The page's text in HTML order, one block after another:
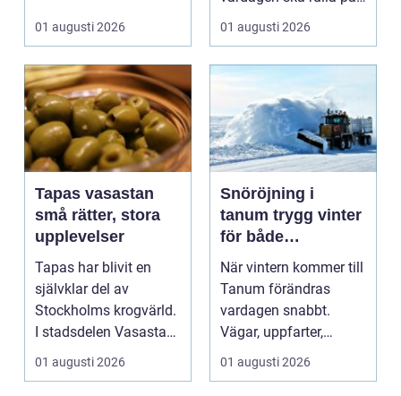
..
01 augusti 2026
När värmen strular,
01 augusti 2026
Tapas vasastan
små rätter, stora
upplevelser
Tapas har blivit en
självklar del av
Stockholms krogvärld.
I stadsdelen Vasastan
har utvecklingen gå...
01 augusti 2026
Snöröjning i
tanum trygg vinter
för både
privatpersoner och
företag
När vintern kommer till
Tanum förändras
vardagen snabbt.
Vägar, uppfarter,
parkeringar och
gångvägar...
01 augusti 2026